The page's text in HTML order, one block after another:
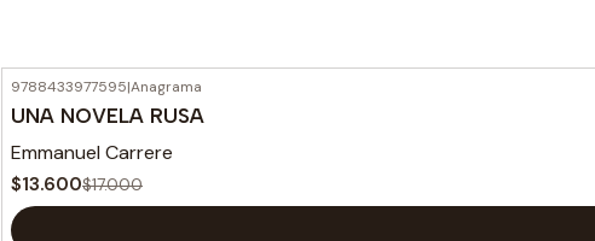
-20%OFF
9788433977595|Anagrama
UNA NOVELA RUSA
Emmanuel Carrere
$13.600$17.000